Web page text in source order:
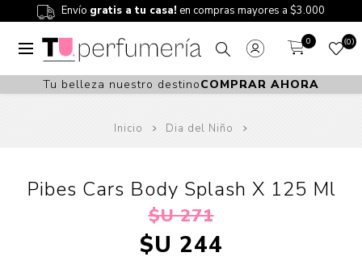
Envío gratis a tu casa! en compras mayores a $3.000
0 0
Tu belleza nuestro destinoCOMPRAR AHORA
Inicio Dia del Niño
Pibes Cars Body Splash X 125 Ml
$U 271
$U 244